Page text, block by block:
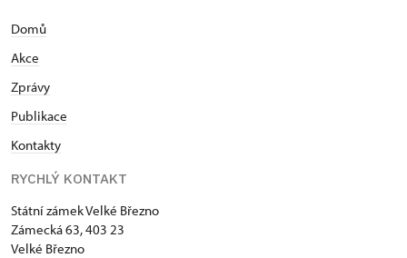
Domů
Akce
Zprávy
Publikace
Kontakty
RYCHLÝ KONTAKT
Státní zámek Velké Březno
Zámecká 63, 403 23
Velké Březno